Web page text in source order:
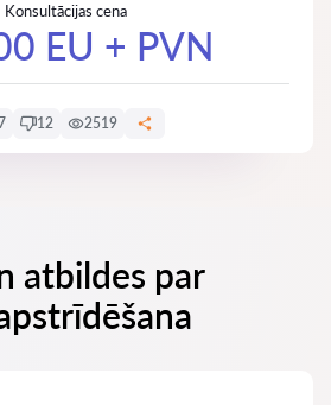
Konsultācijas cena
EU + PVN
12 2519
atbildes par